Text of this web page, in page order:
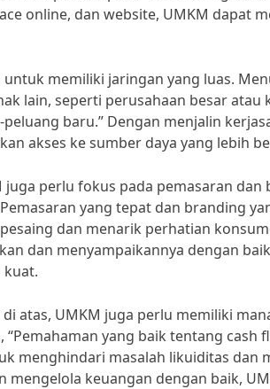
online, dan website, UMKM dapat
memiliki jaringan yang luas.
lain, seperti perusahaan besar
baru.” Dengan menjalin
akses ke sumber daya yang lebih
juga perlu fokus pada pemasaran
yang tepat dan branding
dan menarik perhatian
dan menyampaikannya dengan
kuat.
atas, UMKM juga perlu memiliki
“Pemahaman yang baik tentang
menghindari masalah likuiditas dan
mengelola keuangan dengan baik,